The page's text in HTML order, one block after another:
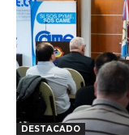
DESTACADO